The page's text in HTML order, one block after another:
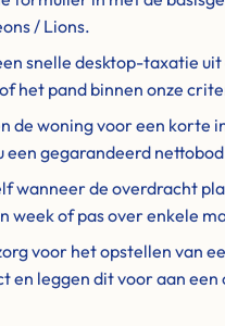
/ Lions.
snelle desktop-taxatie uit
het pand binnen onze
de woning voor een korte
een gegarandeerd
wanneer de overdracht
week of pas over enkele
voor het opstellen van
en leggen dit voor aan